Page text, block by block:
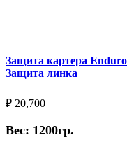
Защита картера
Защита линка
₽ 20,700
Вес: 1200гр.